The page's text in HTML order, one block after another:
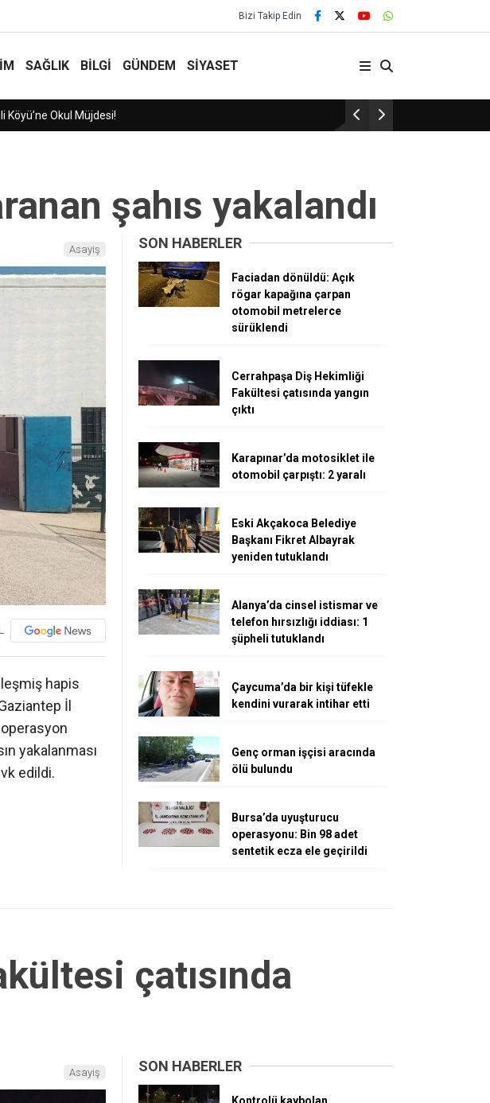
Bizi Takip Edin
SAĞLIK BİLGİ GÜNDEM SİYASET
29 Yıllık Gelenek Sürüyor!
şahıs yakalandı
Asayiş
hapis
İl
operasyon
yakalanması
edildi.
SON HABERLER
Faciadan dönüldü: Açık
rögar kapağına çarpan
otomobil metrelerce
sürüklendi
Cerrahpaşa Diş Hekimliği
Fakültesi çatısında yangın
çıktı
Karapınar’da motosiklet ile
otomobil çarpıştı: 2 yaralı
Eski Akçakoca Belediye
Başkanı Fikret Albayrak
yeniden tutuklandı
Alanya’da cinsel istismar ve
telefon hırsızlığı iddiası: 1
şüpheli tutuklandı
Çaycuma’da bir kişi tüfekle
kendini vurarak intihar etti
Genç orman işçisi aracında
ölü bulundu
Bursa’da uyuşturucu
operasyonu: Bin 98 adet
sentetik ecza ele geçirildi
çatısında
Asayiş SON HABERLER